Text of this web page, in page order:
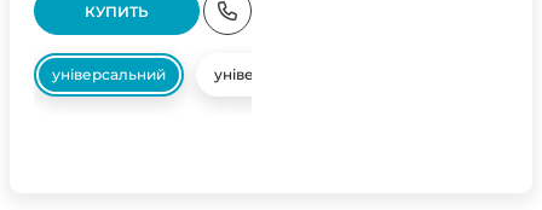
КУПИТЬ
універсальний універсальний